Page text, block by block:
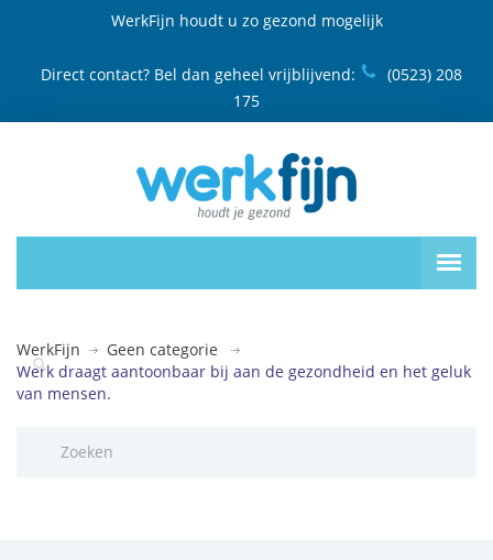
WerkFijn houdt u zo gezond mogelijk
Direct contact? Bel dan geheel vrijblijvend:
(0523) 208
175
WerkFijn
Geen categorie
Werk draagt aantoonbaar bij aan de gezondheid en het geluk
van mensen.